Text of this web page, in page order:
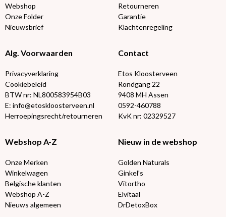
Webshop
Onze Folder
Nieuwsbrief
Retourneren
Garantie
Klachtenregeling
Alg. Voorwaarden
Privacyverklaring
Cookiebeleid
BTW nr: NL800583954B03
E: info@etoskloosterveen.nl
Herroepingsrecht/retourneren
Contact
Etos Kloosterveen
Rondgang 22
9408 MH Assen
0592-460788
KvK nr: 02329527
Webshop A-Z
Onze Merken
Winkelwagen
Belgische klanten
Webshop A-Z
Nieuws algemeen
Nieuw in de webshop
Golden Naturals
Ginkel's
Vitortho
Elvitaal
DrDetoxBox